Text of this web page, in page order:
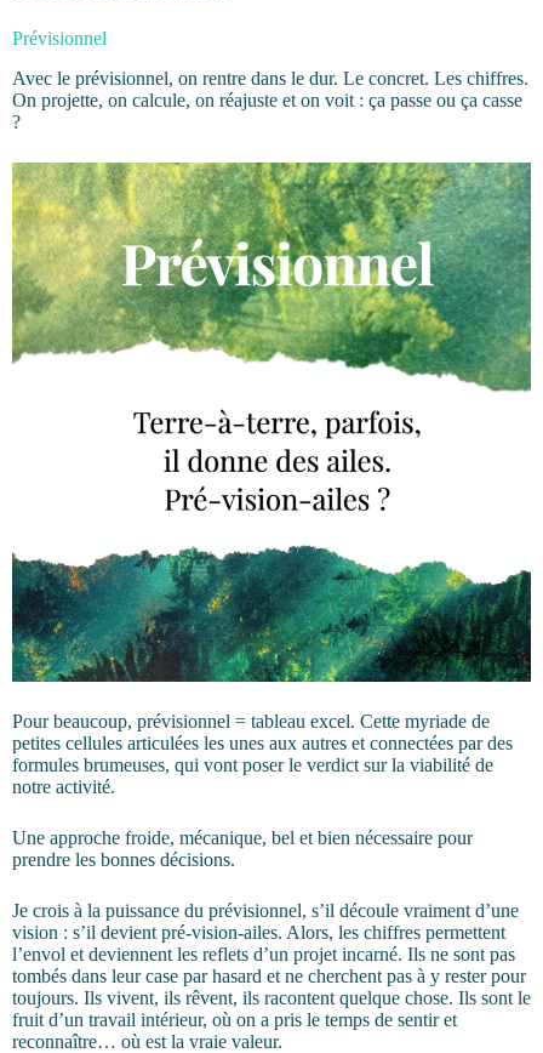
Prévisionnel
Avec le prévisionnel, on rentre dans le dur. Le concret. Les chiffres.
On projette, on calcule, on réajuste et on voit : ça passe ou ça casse
?
Pour beaucoup, prévisionnel = tableau excel. Cette myriade de
petites cellules articulées les unes aux autres et connectées par des
formules brumeuses, qui vont poser le verdict sur la viabilité de
notre activité.
Une approche froide, mécanique, bel et bien nécessaire pour
prendre les bonnes décisions.
Je crois à la puissance du prévisionnel, s’il découle vraiment d’une
vision : s’il devient pré-vision-ailes. Alors, les chiffres permettent
l’envol et deviennent les reflets d’un projet incarné. Ils ne sont pas
tombés dans leur case par hasard et ne cherchent pas à y rester pour
toujours. Ils vivent, ils rêvent, ils racontent quelque chose. Ils sont le
fruit d’un travail intérieur, où on a pris le temps de sentir et
reconnaître… où est la vraie valeur.